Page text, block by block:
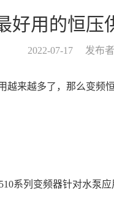
好用的恒
2022-07-17 发布者
越多了，那么变频
系列变频器针对水泵